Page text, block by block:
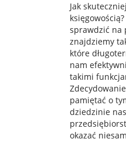
Jak
sprawdzić na
znajdziemy
które
nam
takimi
pamiętać o
dziedzinie
okazać